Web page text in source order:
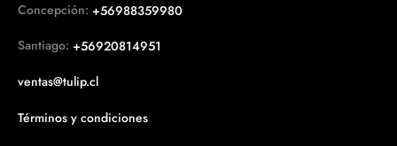
Concepción: +56988359980
Santiago: +56920814951
ventas@tulip.cl
Términos y condiciones